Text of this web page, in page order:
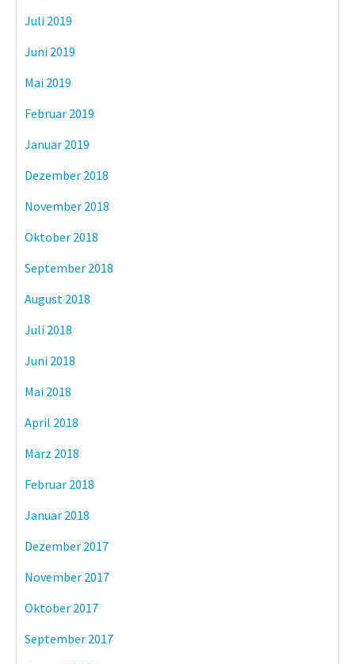
Juli 2019
Juni 2019
Mai 2019
Februar 2019
Januar 2019
Dezember 2018
November 2018
Oktober 2018
September 2018
August 2018
Juli 2018
Juni 2018
Mai 2018
April 2018
März 2018
Februar 2018
Januar 2018
Dezember 2017
November 2017
Oktober 2017
September 2017